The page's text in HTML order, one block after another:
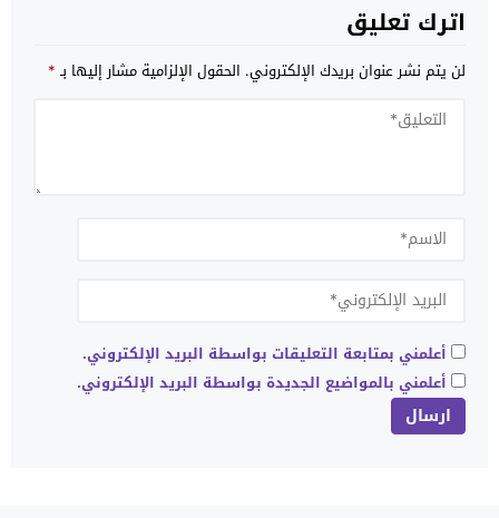
اترك تعليق
لن يتم نشر عنوان بريدك الإلكتروني. الحقول الإلزامية مشار إليها بـ*
أعلمني بمتابعة التعليقات بواسطة البريد الإلكتروني.
أعلمني بالمواضيع الجديدة بواسطة البريد الإلكتروني.